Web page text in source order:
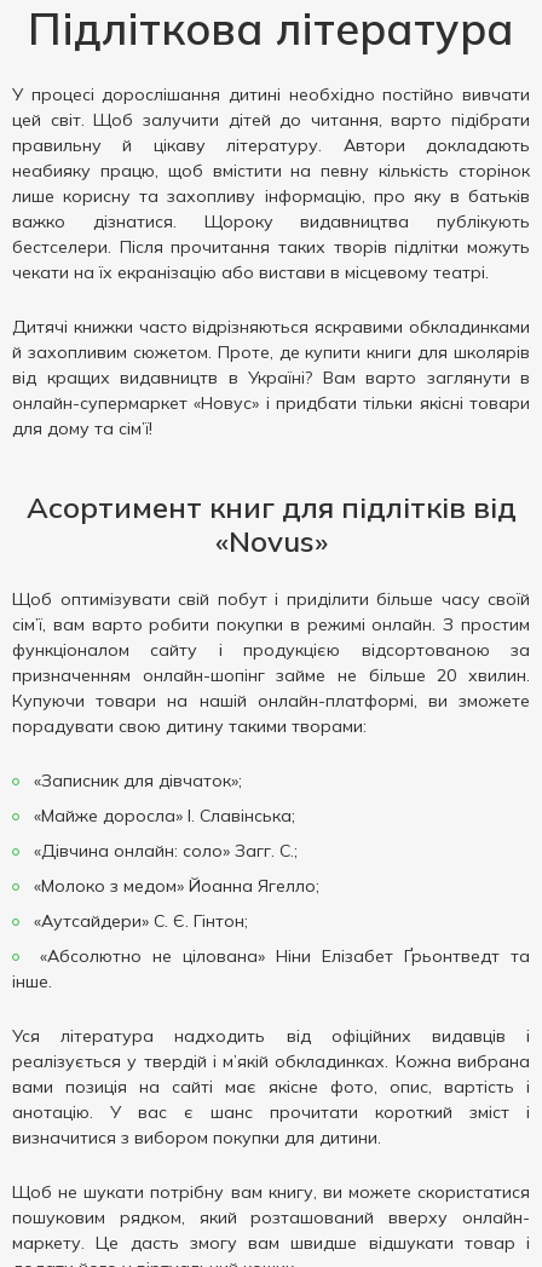
Підліткова література
У процесі дорослішання дитині необхідно постійно вивчати
цей світ. Щоб залучити дітей до читання, варто підібрати
правильну й цікаву літературу. Автори докладають
неабияку працю, щоб вмістити на певну кількість сторінок
лише корисну та захопливу інформацію, про яку в батьків
важко дізнатися. Щороку видавництва публікують
бестселери. Після прочитання таких творів підлітки можуть
чекати на їх екранізацію або вистави в місцевому театрі.
Дитячі книжки часто відрізняються яскравими обкладинками
й захопливим сюжетом. Проте, де купити книги для школярів
від кращих видавництв в Україні? Вам варто заглянути в
онлайн-супермаркет «Новус» і придбати тільки якісні товари
для дому та сім’ї!
Асортимент книг для підлітків від
«Novus»
Щоб оптимізувати свій побут і приділити більше часу своїй
сім’ї, вам варто робити покупки в режимі онлайн. З простим
функціоналом сайту і продукцією відсортованою за
призначенням онлайн-шопінг займе не більше 20 хвилин.
Купуючи товари на нашій онлайн-платформі, ви зможете
порадувати свою дитину такими творами:
«Записник для дівчаток»;
«Майже доросла» І. Славінська;
«Дівчина онлайн: соло» Загг. С.;
«Молоко з медом» Йоанна Ягелло;
«Аутсайдери» С. Є. Гінтон;
«Абсолютно не цілована» Ніни Елізабет Ґрьонтведт та
інше.
Уся література надходить від офіційних видавців і
реалізується у твердій і м’якій обкладинках. Кожна вибрана
вами позиція на сайті має якісне фото, опис, вартість і
анотацію. У вас є шанс прочитати короткий зміст і
визначитися з вибором покупки для дитини.
Щоб не шукати потрібну вам книгу, ви можете скористатися
пошуковим рядком, який розташований вверху онлайн-
маркету. Це дасть змогу вам швидше відшукати товар і